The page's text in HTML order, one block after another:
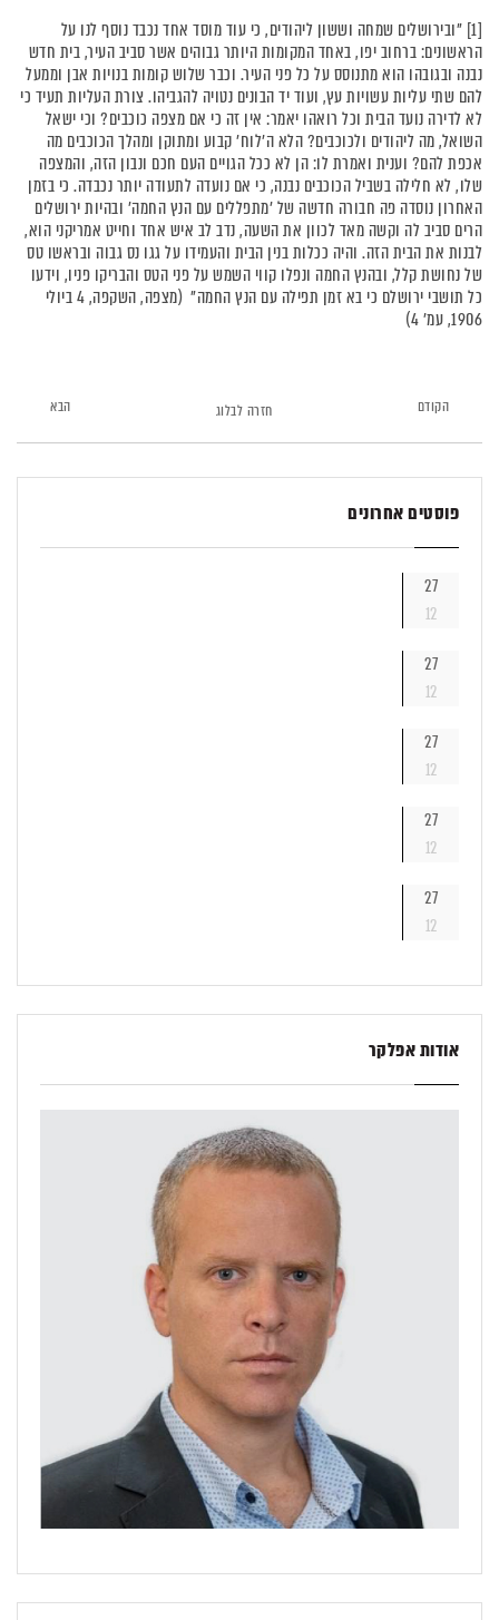
[1] "ובירושלים שמחה וששון ליהודים, כי עוד מוסד אחד נכבד נוסף לנו על
הראשונים: ברחוב יפו, באחד המקומות היותר גבוהים אשר סביב העיר, בית חדש
נבנה ובגובהו הוא מתנוסס על כל פני העיר. וכבר שלוש קומות בנויות אבן וממעל
להם שתי עליות עשויות עץ, ועוד יד הבונים נטויה להגביהו. צורת העליות תעיד כי
לא לדירה נועד הבית וכל רואהו יאמר: אין זה כי אם מצפה כוכבים? וכי ישאל
השואל, מה ליהודים ולכוכבים? הלא ה'לוח' קבוע ומתוקן ומהלך הכוכבים מה
אכפת להם? וענית ואמרת לו: הן לא ככל הגויים העם חכם ונבון הזה, והמצפה
שלו, לא חלילה בשביל הכוכבים נבנה, כי אם נועדה לתעודה יותר נכבדה. כי בזמן
האחרון נוסדה פה חבורה חדשה של 'מתפללים עם הנץ החמה' ובהיות ירושלים
הרים סביב לה וקשה מאד לכוון את השעה, נדב לב איש אחד וחייט אמריקני הוא,
לבנות את הבית הזה. והיה ככלות בנין הבית והעמידו על גגו נס גבוה ובראשו טס
של נחושת קלל, ובהנץ החמה ונפלו קווי השמש על פני הטס והבריקו פניו, וידעו
כל תושבי ירושלם כי בא זמן תפילה עם הנץ החמה" (מצפה, השקפה, 4 ביולי
1906, עמ' 4)
הקודם חזרה לבלוג הבא
פוסטים אחרונים
27
12
27
12
27
12
27
12
27
12
אודות אפלקר